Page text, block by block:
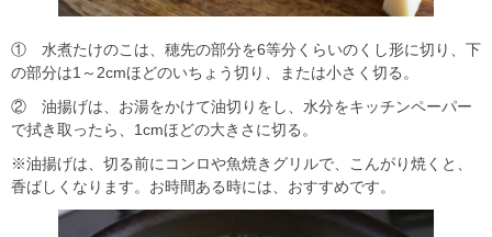
① 水煮たけのこは、穂先の部分を6等分くらいのくし形に切り、下
の部分は1～2cmほどのいちょう切り、または小さく切る。
② 油揚げは、お湯をかけて油切りをし、水分をキッチンペーパー
で拭き取ったら、1cmほどの大きさに切る。
※油揚げは、切る前にコンロや魚焼きグリルで、こんがり焼くと、
香ばしくなります。お時間ある時には、おすすめです。